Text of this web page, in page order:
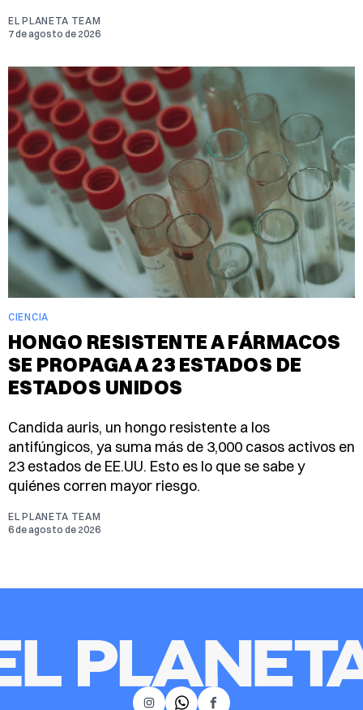
EL PLANETA TEAM
7 de agosto de 2026
CIENCIA
HONGO RESISTENTE A FÁRMACOS
SE PROPAGA A 23 ESTADOS DE
ESTADOS UNIDOS
Candida auris, un hongo resistente a los
antifúngicos, ya suma más de 3,000 casos activos en
23 estados de EE.UU. Esto es lo que se sabe y
quiénes corren mayor riesgo.
EL PLANETA TEAM
6 de agosto de 2026
𝕏